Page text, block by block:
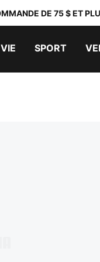
DE 75 $ ET
SPORT